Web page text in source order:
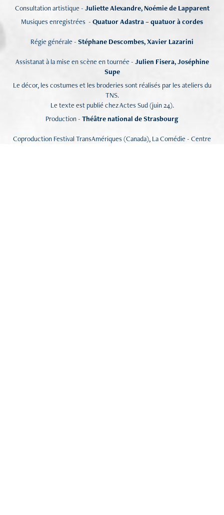
Consultation artistique - Juliette Alexandre, Noémie de Lapparent
Musiques enregistrées - Quatuor Adastra – quatuor à cordes
Régie générale - Stéphane Descombes, Xavier Lazarini
Assistanat à la mise en scène en tournée - Julien Fisera, Joséphine
Supe
Le décor, les costumes et les broderies sont réalisés par les ateliers du
TNS.
Le texte est publié chez Actes Sud (juin 24).
Production - Théâtre national de Strasbourg
Coproduction Festival TransAmériques (Canada), La Comédie - Centre